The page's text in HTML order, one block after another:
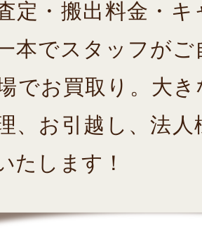
定・搬出料金・
本でスタッフが
でお買取り。大
、お引越し、法
たします！